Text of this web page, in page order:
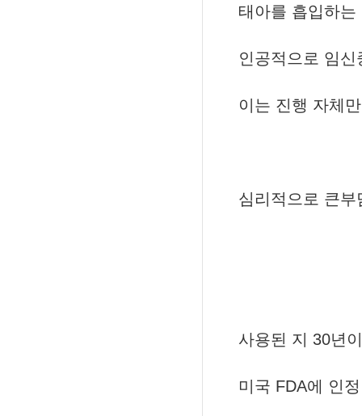
태아를 흡입하
인공적으로 임
이는 진행 자체
심리적으로 큰
사용된 지 30년
미국 FDA에 인